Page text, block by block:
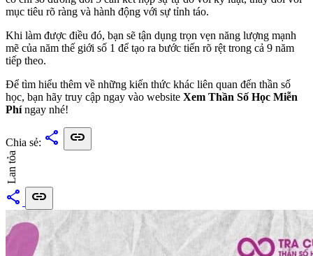
mục tiêu rõ ràng và hành động với sự tỉnh táo.
Khi làm được điều đó, bạn sẽ tận dụng trọn vẹn năng lượng mạnh
mẽ của năm thế giới số 1 để tạo ra bước tiến rõ rệt trong cả 9 năm
tiếp theo.
Để tìm hiểu thêm về những kiến thức khác liên quan đến thần số
học, bạn hãy truy cập ngay vào website Xem Thần Số Học Miễn
Phíngay nhé!
Chia sẻ: share link
Lan tỏa
share link